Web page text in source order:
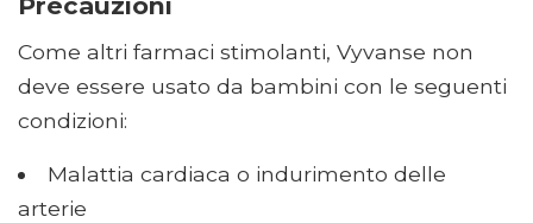
Come altri farmaci stimolanti, Vyvanse non
deve essere usato da bambini con le seguenti
condizioni:
Malattia cardiaca o indurimento delle
arterie